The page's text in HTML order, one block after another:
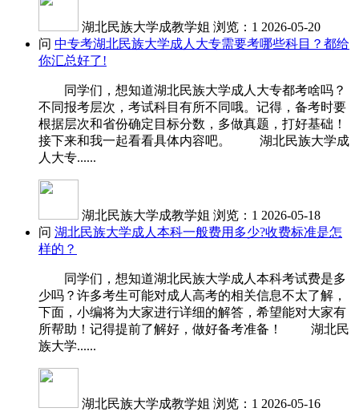
湖北民族大学成教学姐 浏览：1 2026-05-20
问 中专考湖北民族大学成人大专需要考哪些科目？都给
你汇总好了!
同学们，想知道湖北民族大学成人大专都考啥吗？
不同报考层次，考试科目有所不同哦。记得，备考时要
根据层次和省份确定目标分数，多做真题，打好基础！
接下来和我一起看看具体内容吧。 湖北民族大学成
人大专......
湖北民族大学成教学姐 浏览：1 2026-05-18
问 湖北民族大学成人本科一般费用多少?收费标准是怎
样的？
同学们，想知道湖北民族大学成人本科考试费是多
少吗？许多考生可能对成人高考的相关信息不太了解，
下面，小编将为大家进行详细的解答，希望能对大家有
所帮助！记得提前了解好，做好备考准备！ 湖北民
族大学......
湖北民族大学成教学姐 浏览：1 2026-05-16